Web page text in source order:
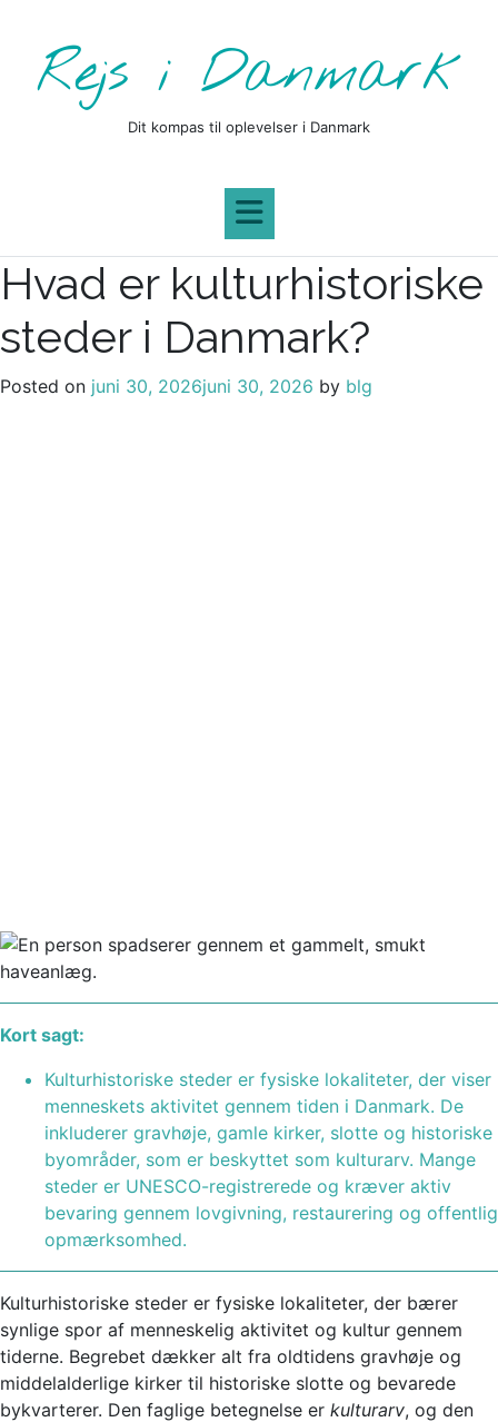
contentRejs i Danmark
Dit kompas til oplevelser i Danmark
Hvad er kulturhistoriske
steder i Danmark?
Posted on juni 30, 2026juni 30, 2026 by blg
Kort sagt:
Kulturhistoriske steder er fysiske lokaliteter, der viser
menneskets aktivitet gennem tiden i Danmark. De
inkluderer gravhøje, gamle kirker, slotte og historiske
byområder, som er beskyttet som kulturarv. Mange
steder er UNESCO-registrerede og kræver aktiv
bevaring gennem lovgivning, restaurering og offentlig
opmærksomhed.
Kulturhistoriske steder er fysiske lokaliteter, der bærer
synlige spor af menneskelig aktivitet og kultur gennem
tiderne. Begrebet dækker alt fra oldtidens gravhøje og
middelalderlige kirker til historiske slotte og bevarede
bykvarterer. Den faglige betegnelse er kulturarv, og den